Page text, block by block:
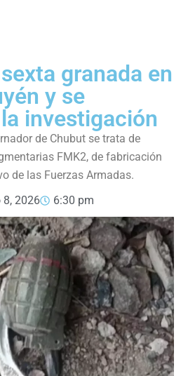
granada en
y se
investigación
de Chubut se trata de
FMK2, de fabricación
de las Fuerzas Armadas.
8, 2026 6:30 pm